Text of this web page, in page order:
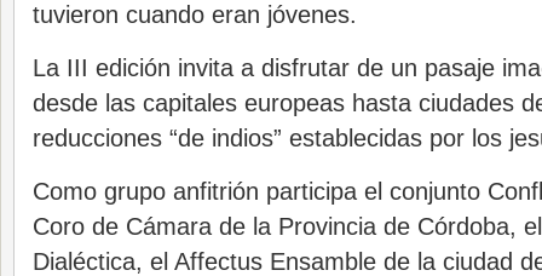
tuvieron cuando eran jóvenes.
La III edición invita a disfrutar de un pasaje
desde las capitales europeas hasta ciudades
reducciones “de indios” establecidas por los
Como grupo anfitrión participa el conjunto
Coro de Cámara de la Provincia de Córdoba,
Dialéctica, el Affectus Ensamble de la ciudad